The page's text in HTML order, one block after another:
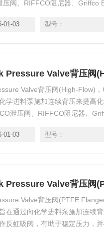
压阀、RIFFCO阻尼器、Griffco
01-03 型号：
Pressure Valve背压阀
Valve背压阀(High-Flow)
学进料泵施加连续背压来提高
泄压阀、RIFFCO阻尼器、
01-03 型号：
Pressure Valve背压阀
Valve背压阀(PTFE
在通过向化学进料泵施加连续
反虹吸阀，有助于稳定压力，